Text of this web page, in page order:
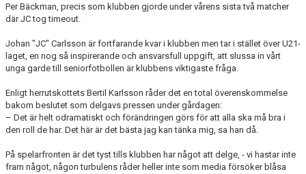
STÖTTA VIF
KONTAKT / BOKNING
Per Bäckman, precis som klubben gjorde under vårens sista två matcher
där JC tog timeout.
Johan "JC" Carlsson är fortfarande kvar i klubben men tar i stället över U21-
laget, en nog så inspirerande och ansvarsfull uppgift, att slussa in vårt
unga garde till seniorfotbollen är klubbens viktigaste fråga.
Enligt herrutskottets Bertil Karlsson råder det en total överenskommelse
bakom beslutet som delgavs pressen under gårdagen:
– Det är helt odramatiskt och förändringen görs för att alla ska må bra i
den roll de har. Det här är det bästa jag kan tänka mig, sa han då.
På spelarfronten är det tyst tills klubben har något att delge, - vi hastar inte
fram något, någon turbulens råder heller inte som media försöker blåsa